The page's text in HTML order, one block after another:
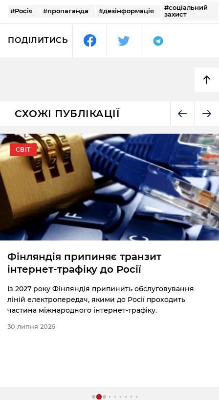
#Росія #пропаганда #дезінформація
#соціальний
захист
ПОДІЛИТИСЬ
СХОЖІ ПУБЛІКАЦІЇ
СВІТ
Фінляндія припиняє транзит
інтернет-трафіку до Росії
Із 2027 року Фінляндія припинить обслуговування
ліній електропередач, якими до Росії проходить
частина міжнародного інтернет-трафіку.
30 липня 2026